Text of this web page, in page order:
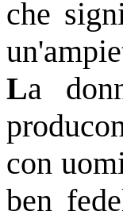
che
La
con
ben